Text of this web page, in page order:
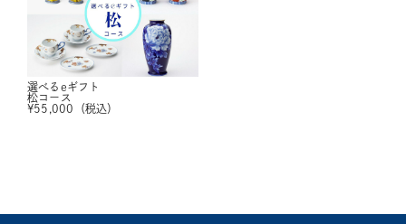
選べるeギフト
松コース
¥55,000 （税込）